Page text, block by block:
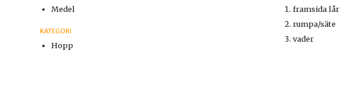
Medel
KATEGORI
Hopp
framsida lår
rumpa/säte
vader